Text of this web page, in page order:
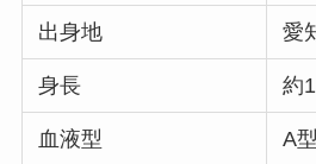
出身地 愛
身長 約
血液型 A型